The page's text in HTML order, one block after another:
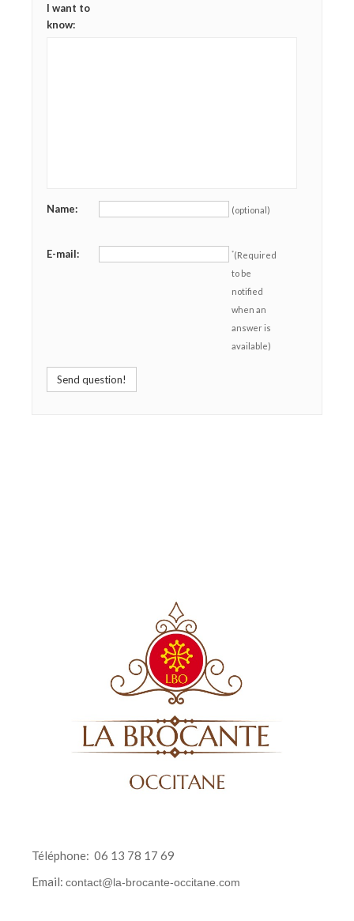
I want to
know:
Name: (optional)
E-mail: *(Required
to be
notified
when an
answer is
available)
Send question!
Téléphone: 06 13 78 17 69
Email: contact@la-brocante-occitane.com